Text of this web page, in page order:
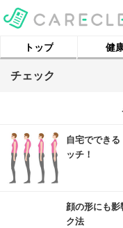
トップ 健
チェック
自宅ででき
ッチ！
顔の形にも
ク法